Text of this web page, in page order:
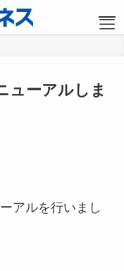
ス
ビス
ューアルしま
アルを行いまし